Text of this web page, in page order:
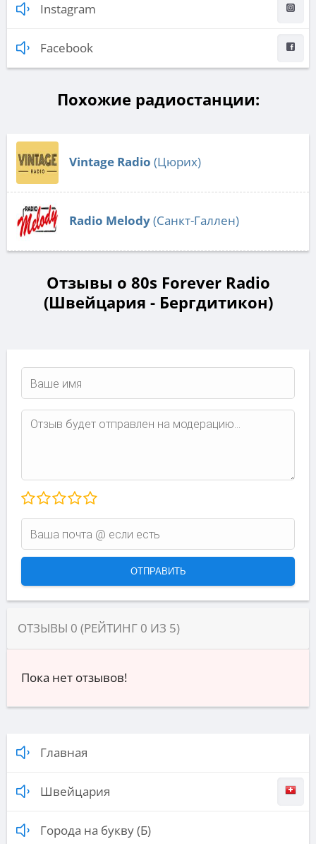
Instagram
Facebook
Похожие радиостанции:
Vintage Radio (Цюрих)
Radio Melody(Санкт-Галлен)
Отзывы о 80s Forever Radio
(Швейцария - Бергдитикон)
ОТЗЫВЫ 0 (РЕЙТИНГ 0 ИЗ 5)
Пока нет отзывов!
Главная
Швейцария
Города на букву (Б)